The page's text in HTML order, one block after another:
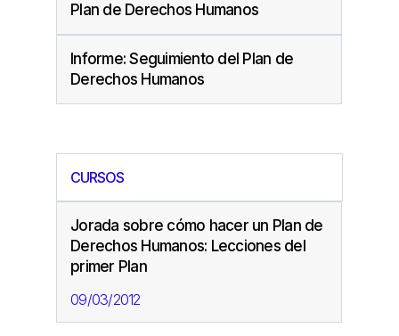
Plan de Derechos Humanos
Informe: Seguimiento del Plan de
Derechos Humanos
CURSOS
Jorada sobre cómo hacer un Plan de
Derechos Humanos: Lecciones del
primer Plan
09/03/2012